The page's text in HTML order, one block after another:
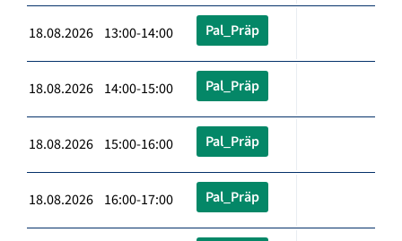
18.08.2026 13:00-14:00 Pal_Präp
18.08.2026 14:00-15:00 Pal_Präp
18.08.2026 15:00-16:00 Pal_Präp
18.08.2026 16:00-17:00 Pal_Präp